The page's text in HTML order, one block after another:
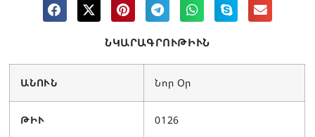
ՆԿԱՐԱԳՐՈՒԹԻՒՆ
ԱՆՈՒՆ Նոր Օր
ԹԻՒ 0126